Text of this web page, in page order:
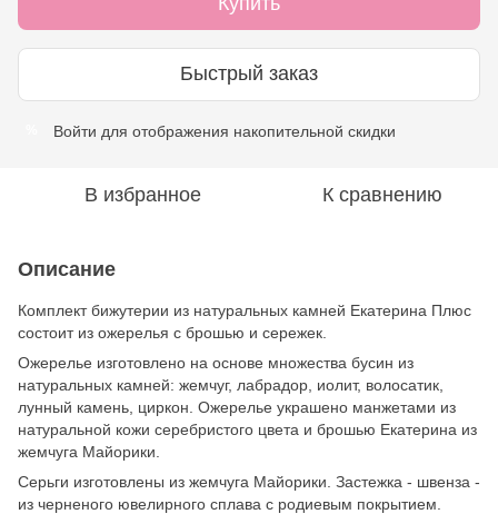
Быстрый заказ
Войти для отображения накопительной скидки
В избранное К сравнению
Описание
Комплект бижутерии из натуральных камней Екатерина Плюс
состоит из ожерелья с брошью и сережек.
Ожерелье изготовлено на основе множества бусин из
натуральных камней: жемчуг, лабрадор, иолит, волосатик,
лунный камень, циркон. Ожерелье украшено манжетами из
натуральной кожи серебристого цвета и брошью Екатерина из
жемчуга Майорики.
Серьги изготовлены из жемчуга Майорики. Застежка - швенза -
из черненого ювелирного сплава с родиевым покрытием.